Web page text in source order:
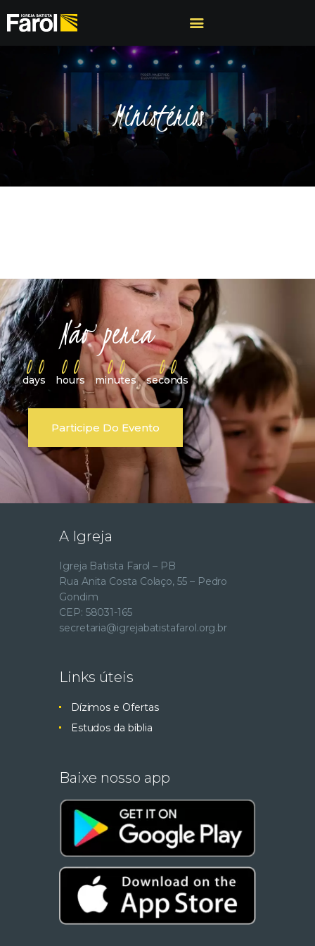
Ministérios
A IGREJA
PROGRAMAÇÕES
PREGAÇÕES
Não perca
0 0
days 0 0
hours 0 0
minutes 0 0
seconds
Participe Do Evento
A Igreja
Igreja Batista Farol – PB
Rua Anita Costa Colaço, 55 – Pedro
Gondim
CEP: 58031-165
secretaria@igrejabatistafarol.org.br
Links úteis
Dízimos e Ofertas
Estudos da bíblia
Baixe nosso app